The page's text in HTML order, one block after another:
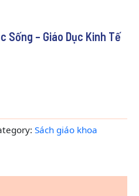
Sống – Giáo Dục Kinh Tế
Sách giáo khoa